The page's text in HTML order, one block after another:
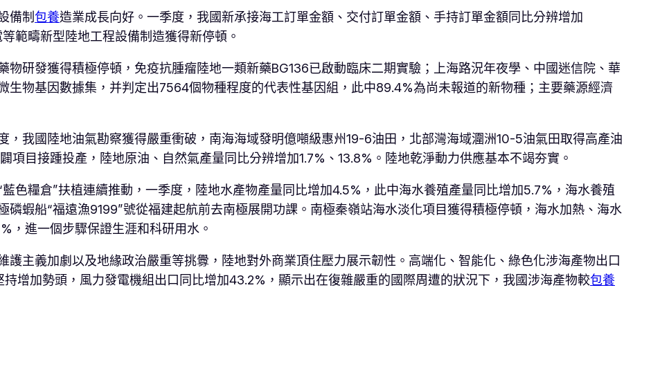
備制包養造業成長向好。一季度，我國新承接海工訂單金額、交付訂單金額、手持訂單金額同比分辨增加
範疇新型陸地工程設備制造獲得新停頓。
物研發獲得積極停頓，免疫抗腫瘤陸地一類新藥BG136已啟動臨床二期實驗；上海路況年夜學、中國迷信院、華
生物基因數據集，并判定出7564個物種程度的代表性基因組，此中89.4%為尚未報道的新物種；主要藥源經濟
，我國陸地油氣勘察獲得嚴重衝破，南海海域發明億噸級惠州19-6油田，北部灣海域潿洲10-5油氣田取得高產油
項目接踵投產，陸地原油、自然氣產量同比分辨增加1.7%、13.8%。陸地乾淨動力供應基本不竭夯實。
色糧倉”扶植連續推動，一季度，陸地水產物產量同比增加4.5%，此中海水養殖產量同比增加5.7%，海水養殖
磷蝦船“福遠漁9199”號從福建起航前去南極展開功課。南極秦嶺站海水淡化項目獲得積極停頓，海水加熱、海水
，進一個步驟保證生涯和科研用水。
護主義加劇以及地緣政治嚴重等挑釁，陸地對外商業頂住壓力展示韌性。高端化、智能化、綠色化涉海產物出口
增加勢頭，風力發電機組出口同比增加43.2%，顯示出在復雜嚴重的國際周遭的狀況下，我國涉海產物較包養